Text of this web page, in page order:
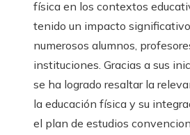
física en los contextos
tenido un impacto
numerosos alumnos,
instituciones. Gracias a sus
se ha logrado resaltar la
la educación física y su
el plan de estudios